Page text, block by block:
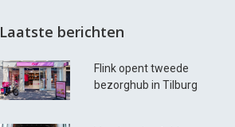
Laatste berichten
Flink opent tweede
bezorghub in Tilburg